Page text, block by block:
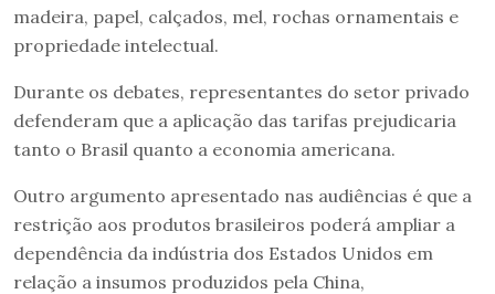
madeira, papel, calçados, mel, rochas ornamentais e
propriedade intelectual.
Durante os debates, representantes do setor privado
defenderam que a aplicação das tarifas prejudicaria
tanto o Brasil quanto a economia americana.
Outro argumento apresentado nas audiências é que a
restrição aos produtos brasileiros poderá ampliar a
dependência da indústria dos Estados Unidos em
relação a insumos produzidos pela China,